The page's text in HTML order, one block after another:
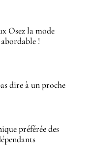
Osez la mode
!
dire à un proche
préférée des